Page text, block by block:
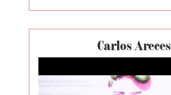
Carlos Areces